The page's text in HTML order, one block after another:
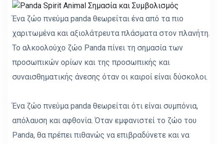
Ένα ζώο πνεύμα panda θεωρείται ένα από τα πιο
χαριτωμένα και αξιολάτρευτα πλάσματα στον πλανήτη.
Το αλκοολούχο ζώο Panda πίνει τη σημασία των
προσωπικών ορίων και της προσωπικής και
συναισθηματικής άνεσης όταν οι καιροί είναι δύσκολοι.
Ένα ζώο πνεύμα panda θεωρείται ότι είναι συμπόνια,
απόλαυση και αφθονία. Όταν εμφανιστεί το ζώο του
Panda, θα πρέπει πιθανώς να επιβραδύνετε και να